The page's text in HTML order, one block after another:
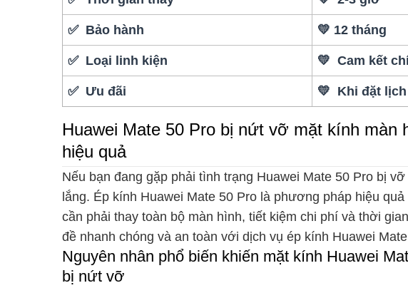
✅ Bảo hành 💛 12 tháng
✅ Loại linh kiện 💛 Cam kết
✅ Ưu đãi 💛 Khi đặt
Huawei Mate 50 Pro bị nứt vỡ mặt kính màn
hiệu quả
Nếu bạn đang gặp phải tình trạng Huawei Mate 50 Pro bị
lắng. Ép kính Huawei Mate 50 Pro là phương pháp hiệu
cần phải thay toàn bộ màn hình, tiết kiệm chi phí và thời
đề nhanh chóng và an toàn với dịch vụ ép kính Huawei
Nguyên nhân phổ biến khiến mặt kính Huawei
bị nứt vỡ